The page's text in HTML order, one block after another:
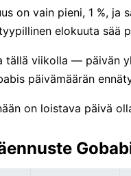
on vain pieni, 1 %,
elokuuta sää
tällä viikolla — päivän
päivämäärän
on loistava päivä